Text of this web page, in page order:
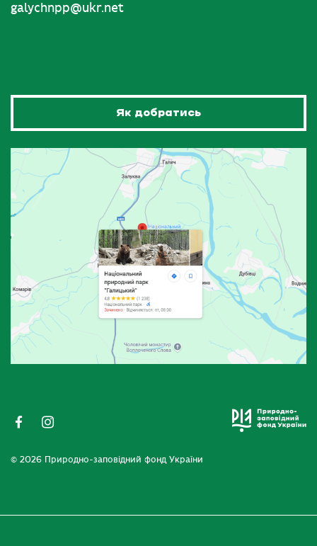
galychnpp@ukr.net
Як добратись
© 2026 Природно-заповідний фонд України